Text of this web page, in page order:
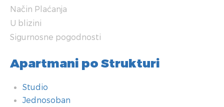
Način Plaćanja
U blizini
Sigurnosne pogodnosti
Apartmani po Strukturi
Studio
Jednosoban